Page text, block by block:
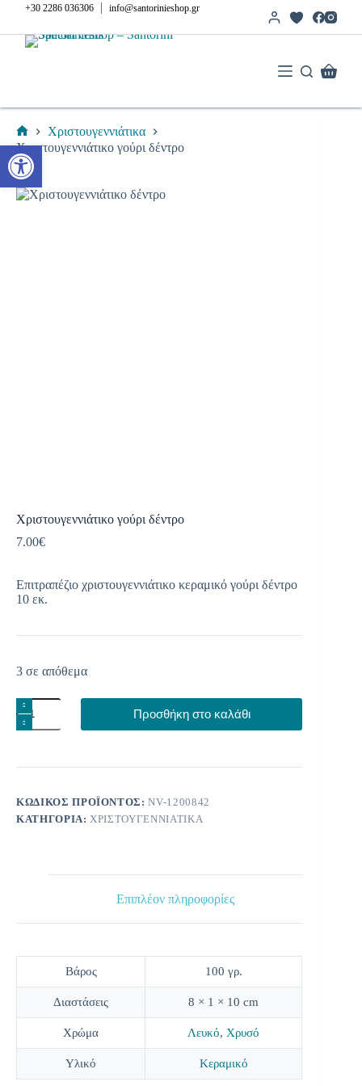
Μετάβαση
περιεχόμενο
+30 2286 036306 |info@santorinieshop.gr
Καλάθι
Αρχική
σελίδα
Χριστουγεννιάτικα
Χριστουγεννιάτικο γούρι δέντρο
Χριστουγεννιάτικο γούρι δέντρο
7.00€
Επιτραπέζιο χριστουγεννιάτικο κεραμικό γούρι δέντρο
10 εκ.
3 σε απόθεμα
Χριστουγεννιάτικο
γούρι
δέντρο
Προσθήκη στο καλάθι
ΚΩΔΙΚΌΣ ΠΡΟΪΌΝΤΟΣ:NV-1200842
ΚΑΤΗΓΟΡΊΑ: ΧΡΙΣΤΟΥΓΕΝΝΙΆΤΙΚΑ
Επιπλέον πληροφορίες
Βάρος 100 γρ.
Διαστάσεις 8 × 1 × 10 cm
Χρώμα Λευκό, Χρυσό
Υλικό Κεραμικό
Ανοίξτε τη γραμμή εργαλείων